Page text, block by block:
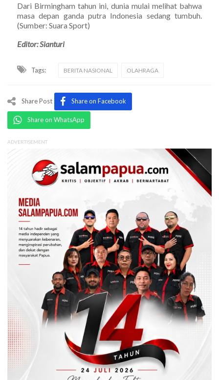
Dari Birmingham tahun ini, dunia mulai melihat bahwa
masa depan ganda putra Indonesia sedang tumbuh.
(Sumber: Suara Sport)
Editor: Sianturi
Tags: BERITA NASIONAL OLAHRAGA
Share Post Share on Facebook
Share on WhatsApp
ADVERTISEMENT